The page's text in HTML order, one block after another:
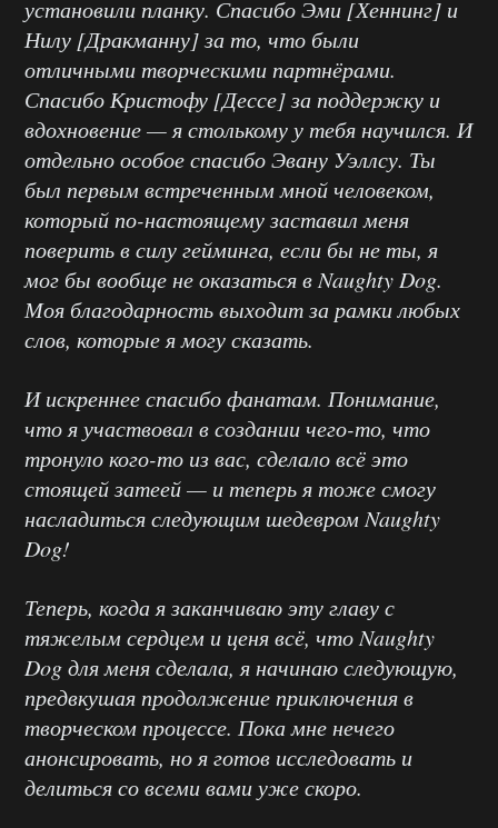
установили планку. Спасибо Эми [Хеннинг] и
Нилу [Дракманну] за то, что были
отличными творческими партнёрами.
Спасибо Кристофу [Дессе] за поддержку и
вдохновение — я столькому у тебя научился. И
отдельно особое спасибо Эвану Уэллсу. Ты
был первым встреченным мной человеком,
который по-настоящему заставил меня
поверить в силу гейминга, если бы не ты, я
мог бы вообще не оказаться в Naughty Dog.
Моя благодарность выходит за рамки любых
слов, которые я могу сказать.
И искреннее спасибо фанатам. Понимание,
что я участвовал в создании чего-то, что
тронуло кого-то из вас, сделало всё это
стоящей затеей — и теперь я тоже смогу
насладиться следующим шедевром Naughty
Dog!
Теперь, когда я заканчиваю эту главу с
тяжелым сердцем и ценя всё, что Naughty
Dog для меня сделала, я начинаю следующую,
предвкушая продолжение приключения в
творческом процессе. Пока мне нечего
анонсировать, но я готов исследовать и
делиться со всеми вами уже скоро.